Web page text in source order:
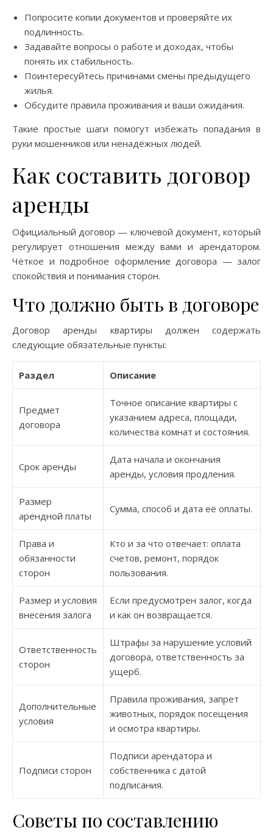
Попросите копии документов и проверяйте их
подлинность.
Задавайте вопросы о работе и доходах, чтобы
понять их стабильность.
Поинтересуйтесь причинами смены предыдущего
жилья.
Обсудите правила проживания и ваши ожидания.
Такие простые шаги помогут избежать попадания в
руки мошенников или ненадёжных людей.
Как составить договор
аренды
Официальный договор — ключевой документ, который
регулирует отношения между вами и арендатором.
Чёткое и подробное оформление договора — залог
спокойствия и понимания сторон.
Что должно быть в договоре
Договор аренды квартиры должен содержать
следующие обязательные пункты:
Раздел Описание
Предмет
договора
Точное описание квартиры с
указанием адреса, площади,
количества комнат и состояния.
Срок аренды
Дата начала и окончания
аренды, условия продления.
Размер
арендной платы
Сумма, способ и дата её оплаты.
Права и
обязанности
сторон
Кто и за что отвечает: оплата
счетов, ремонт, порядок
пользования.
Размер и условия
внесения залога
Если предусмотрен залог, когда
и как он возвращается.
Ответственность
сторон
Штрафы за нарушение условий
договора, ответственность за
ущерб.
Дополнительные
условия
Правила проживания, запрет
животных, порядок посещения
и осмотра квартиры.
Подписи сторон
Подписи арендатора и
собственника с датой
подписания.
Советы по составлению